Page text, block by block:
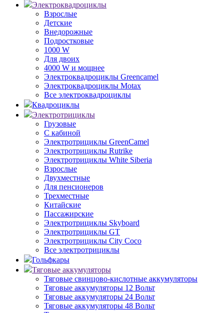
Электроквадроциклы
Взрослые
Детские
Внедорожные
Подростковые
1000 W
Для двоих
4000 W и мощнее
Электроквадроциклы Greencamel
Электроквадроциклы Motax
Все электроквадроциклы
Квадроциклы
Электротрициклы
Грузовые
С кабиной
Электротрициклы GreenCamel
Электротрициклы Rutrike
Электротрициклы White Siberia
Взрослые
Двухместные
Для пенсионеров
Трехместные
Китайские
Пассажирские
Электротрициклы Skyboard
Электротрициклы GT
Электротрициклы City Coco
Все электротрициклы
Гольфкары
Тяговые аккумуляторы
Тяговые свинцово-кислотные аккумуляторы
Тяговые аккумуляторы 12 Вольт
Тяговые аккумуляторы 24 Вольт
Тяговые аккумуляторы 48 Вольт